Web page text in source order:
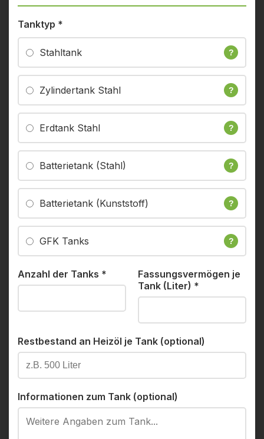
Tanktyp *
Stahltank ?
Zylindertank Stahl ?
Erdtank Stahl ?
Batterietank (Stahl) ?
Batterietank (Kunststoff) ?
GFK Tanks ?
Anzahl der Tanks *
Fassungsvermögen je
Tank (Liter) *
Restbestand an Heizöl je Tank (optional)
Informationen zum Tank (optional)